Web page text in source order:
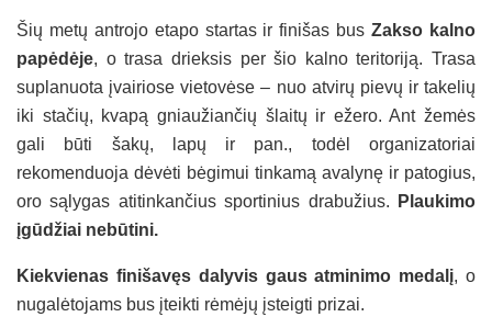
Šių metų antrojo etapo startas ir finišas busZakso kalno
papėdėje, o trasa drieksis per šio kalno teritoriją. Trasa
suplanuota įvairiose vietovėse – nuo atvirų pievų ir takelių
iki stačių, kvapą gniaužiančių šlaitų ir ežero. Ant žemės
gali būti šakų, lapų ir pan., todėl organizatoriai
rekomenduoja dėvėti bėgimui tinkamą avalynę ir patogius,
oro sąlygas atitinkančius sportinius drabužius.
Plaukimo
įgūdžiai nebūtini.
Kiekvienas finišavęs dalyvis gaus atminimo medalį, o
nugalėtojams bus įteikti rėmėjų įsteigti prizai.